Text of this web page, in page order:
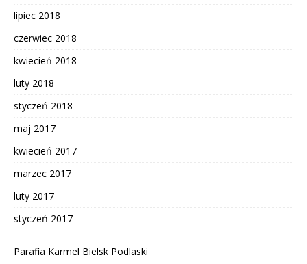
lipiec 2018
czerwiec 2018
kwiecień 2018
luty 2018
styczeń 2018
maj 2017
kwiecień 2017
marzec 2017
luty 2017
styczeń 2017
Parafia Karmel Bielsk Podlaski